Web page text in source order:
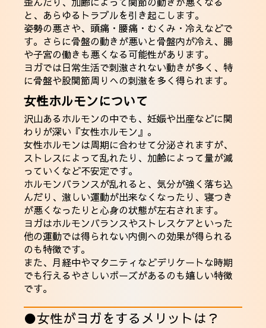
と、あらゆるトラブルを引き起こします。
姿勢の悪さや、頭痛・腰痛・むくみ・冷えなどで
す。さらに骨盤の動きが悪いと骨盤内が冷え、腸
や子宮の働きも悪くなる可能性があります。
ヨガでは日常生活で刺激されない動きが多く、特
に骨盤や股関節周りへの刺激を多く得られます。
女性ホルモンについて
沢山あるホルモンの中でも、妊娠や出産などに関
わりが深い『女性ホルモン』。
女性ホルモンは周期に合わせて分泌されますが、
ストレスによって乱れたり、加齢によって量が減
っていくなど不安定です。
ホルモンバランスが乱れると、気分が強く落ち込
んだり、激しい運動が出来なくなったり、寝つき
が悪くなったりと心身の状態が左右されます。
ヨガはホルモンバランスやストレスケアといった
他の運動では得られない内側への効果が得られる
のも特徴です。
また、月経中やマタニティなどデリケートな時期
でも行えるやさしいポーズがあるのも嬉しい特徴
です。
●女性がヨガをするメリットは？